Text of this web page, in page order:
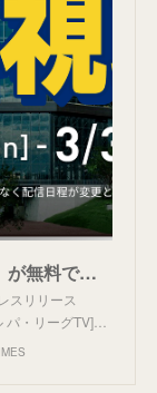
3月末まで「パーソル パ・リーグTV」が無料で見放題に！
スリリース
・リーグTV]…